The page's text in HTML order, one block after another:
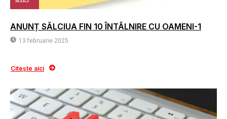
ANUNȚ SĂLCIUA FIN 10 ÎNTÂLNIRE CU OAMENI-1
13 februarie 2025
Citește aici